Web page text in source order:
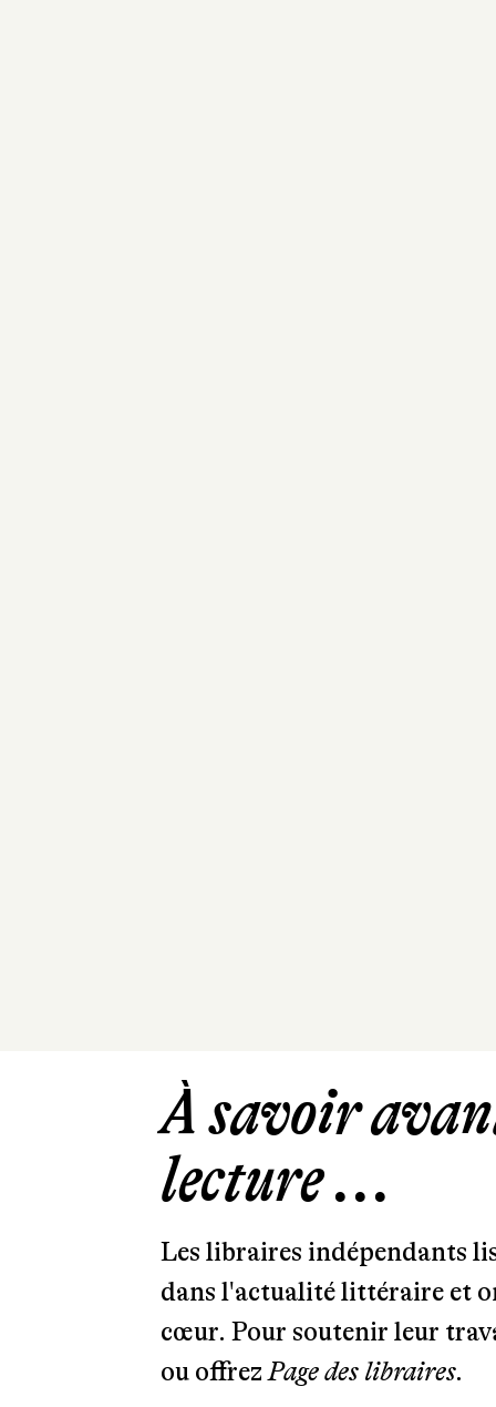
À savoir
lecture ...
Les libraires indépendants
dans l'actualité littéraire et
cœur. Pour soutenir leur
ou offrezPage des libraires.